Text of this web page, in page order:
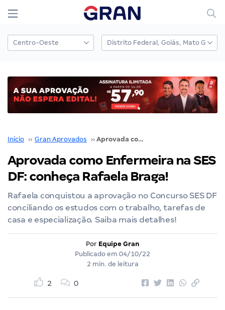
Início ›› Gran Aprovados ›› Aprovada como Enfermeira na SES DF: conheça Rafaela Braga!
Aprovada como Enfermeira na SES
DF: conheça Rafaela Braga!
Rafaela conquistou a aprovação no Concurso SES DF
conciliando os estudos com o trabalho, tarefas de
casa e especialização. Saiba mais detalhes!
Por Equipe Gran
Publicado em 04/10/22
2 min. de leitura
2 0